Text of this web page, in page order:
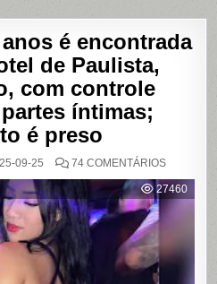
é encontrada
de Paulista,
com controle
íntimas;
é preso
09-25 74 COMENTÁRIOSEM
DE
20
ANOS
EM
MOTEL
27460